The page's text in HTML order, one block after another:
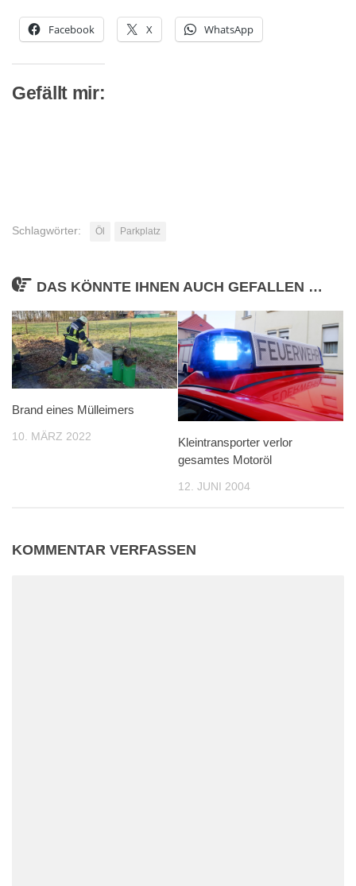
Facebook X WhatsApp
Gefällt mir:
Schlagwörter: Öl Parkplatz
DAS KÖNNTE IHNEN AUCH GEFALLEN …
Brand eines Mülleimers
10. MÄRZ 2022
Kleintransporter verlor
gesamtes Motoröl
12. JUNI 2004
KOMMENTAR VERFASSEN